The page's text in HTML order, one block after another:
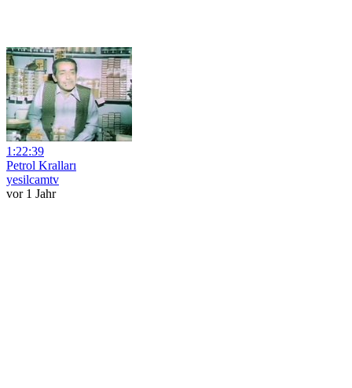
1:22:39
Petrol Kralları
yesilcamtv
vor 1 Jahr